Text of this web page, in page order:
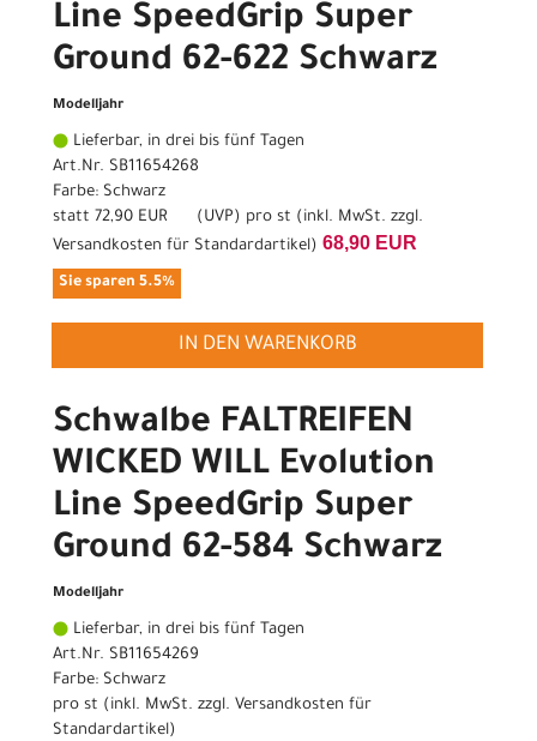
Line SpeedGrip Super
Ground 62-622 Schwarz
Modelljahr
Lieferbar, in drei bis fünf Tagen
Art.Nr. SB11654268
Farbe: Schwarz
statt 72,90 EUR ( UVP) pro st (inkl. MwSt. zzgl.
Versandkosten für Standardartikel) 68,90 EUR
Sie sparen 5.5%
IN DEN WARENKORB
Schwalbe FALTREIFEN
WICKED WILL Evolution
Line SpeedGrip Super
Ground 62-584 Schwarz
Modelljahr
Lieferbar, in drei bis fünf Tagen
Art.Nr. SB11654269
Farbe: Schwarz
pro st (inkl. MwSt. zzgl. Versandkosten für
Standardartikel)